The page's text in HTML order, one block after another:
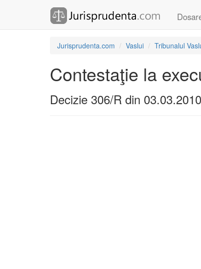
Jurisprudenta.com Vaslui Tribunalul
Contestaţie la
Decizie 306/R din 03.03.2010